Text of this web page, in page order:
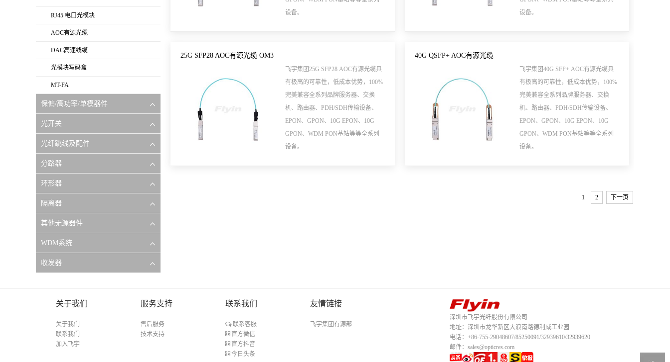
RJ45 电口光模块
AOC有源光缆
DAC高速线缆
光模块写码盒
MT-FA
保偏/高功率/单模器件
光开关
光纤跳线及配件
分路器
环形器
隔离器
其他无源器件
WDM系统
收发器
设备。
设备。
25G SFP28 AOC有源光缆 OM3
飞宇集团25G SFP28 AOC有源光缆具
有极高的可靠性，低成本优势，100%
完美兼容全系列品牌服务器、交换
机、路由器、PDH/SDH传输设备、
EPON、GPON、10G EPON、10G
GPON、WDM PON基站等等全系列
设备。
40G QSFP+ AOC有源光缆
飞宇集团40G SFP+ AOC有源光缆具
有极高的可靠性，低成本优势，100%
完美兼容全系列品牌服务器、交换
机、路由器、PDH/SDH传输设备、
EPON、GPON、10G EPON、10G
GPON、WDM PON基站等等全系列
设备。
1 2 下一页
关于我们
关于我们
联系我们
加入飞宇
服务支持
售后服务
技术支持
联系我们
联系客服
官方微信
官方抖音
今日头条
友情链接
飞宇集团有源部
深圳市飞宇光纤股份有限公司
地址：深圳市龙华新区大浪南路德利威工业园
电话：+86-755-29048607/85250091/32939610/32939620
邮件：sales@opticres.com